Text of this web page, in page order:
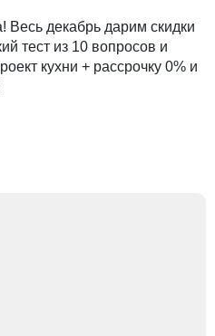
декабрь дарим скидки
тест из 10 вопросов и
кухни + рассрочку 0% и